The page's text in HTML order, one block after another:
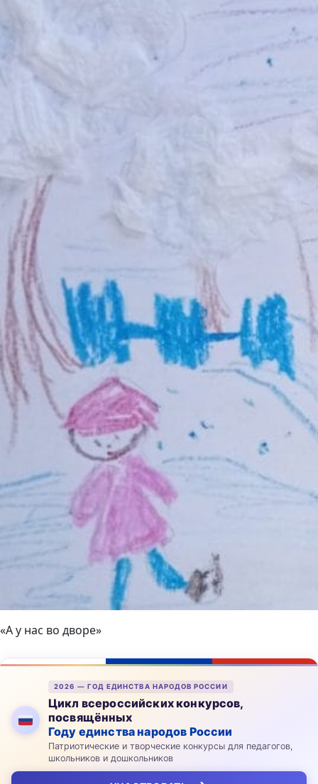
«А у нас во дворе»
2026 — ГОД ЕДИНСТВА НАРОДОВ РОССИИ
Цикл всероссийских конкурсов,
посвящённых
Году единства народов России
Патриотические и творческие конкурсы для педагогов,
школьников и дошкольников